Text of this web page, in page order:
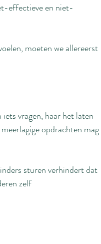
effectieve en niet-
moeten we allereerst
vragen, haar het laten
opdrachten mag
sturen verhindert dat
zelf